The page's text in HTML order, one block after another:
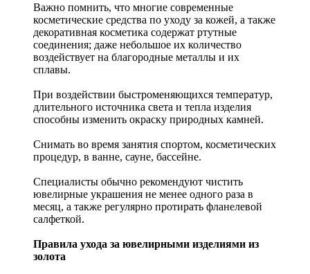
Важно помнить, что многие современные
косметические средства по уходу за кожей, а также
декоративная косметика содержат ртутные
соединения; даже небольшое их количество
воздействует на благородные металлы и их
сплавы.
При воздействии быстроменяющихся температур,
длительного источника света и тепла изделия
способны изменить окраску природных камней.
Снимать во время занятия спортом, косметических
процедур, в ванне, сауне, бассейне.
Специалисты обычно рекомендуют чистить
ювелирные украшения не менее одного раза в
месяц, а также регулярно протирать фланелевой
салфеткой.
Правила ухода за ювелирными изделиями из
золота